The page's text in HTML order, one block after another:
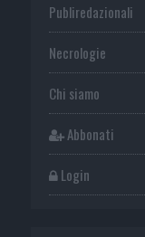
Publiredazionali
Necrologie
Chi siamo
Abbonati
Login